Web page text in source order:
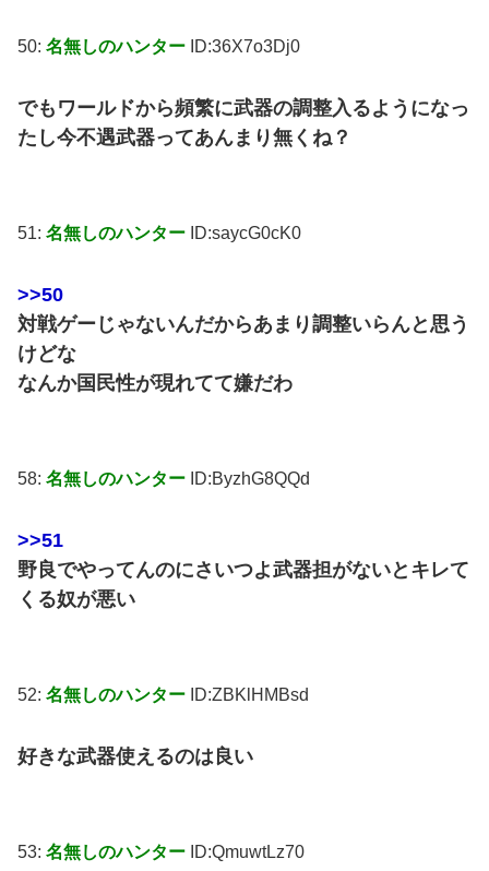
50: 名無しのハンター ID:36X7o3Dj0
でもワールドから頻繁に武器の調整入るようになっ
たし今不遇武器ってあんまり無くね？
51: 名無しのハンター ID:saycG0cK0
>>50
対戦ゲーじゃないんだからあまり調整いらんと思う
けどな
なんか国民性が現れてて嫌だわ
58: 名無しのハンター ID:ByzhG8QQd
>>51
野良でやってんのにさいつよ武器担がないとキレて
くる奴が悪い
52: 名無しのハンター ID:ZBKlHMBsd
好きな武器使えるのは良い
53: 名無しのハンター ID:QmuwtLz70